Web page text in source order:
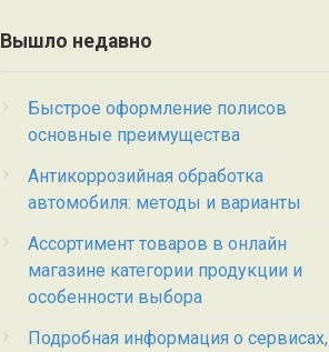
Вышло недавно
Быстрое оформление полисов
основные преимущества
Антикоррозийная обработка
автомобиля: методы и варианты
Ассортимент товаров в онлайн
магазине категории продукции и
особенности выбора
Подробная информация о сервисах,